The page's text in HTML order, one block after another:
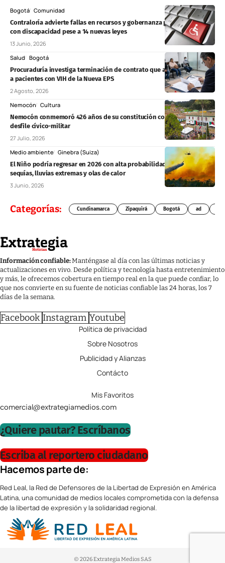
Bogotá Comunidad
Contraloría advierte fallas en recursos y gobernanza para personas
con discapacidad pese a 14 nuevas leyes
13 Junio, 2026
Salud Bogotá
Procuraduría investiga terminación de contrato que afectaba atención
a pacientes con VIH de la Nueva EPS
2 Agosto, 2026
Nemocón Cultura
Nemocón conmemoró 426 años de su constitución colonial con
desfile cívico-militar
27 Julio, 2026
Medio ambiente Ginebra (Suiza)
El Niño podría regresar en 2026 con alta probabilidad y provocar
sequías, lluvias extremas y olas de calor
3 Junio, 2026
Categorías: Cundinamarca Zipaquirá Bogotá ad
Información confiable:Manténgase al día con las últimas noticias y
actualizaciones en vivo. Desde política y tecnología hasta entretenimiento
y más, le ofrecemos cobertura en tiempo real en la que puede confiar, lo
que nos convierte en su fuente de noticias confiable las 24 horas, los 7
días de la semana.
Facebook Instagram Youtube
Política de privacidad
Sobre Nosotros
Publicidad y Alianzas
Contácto
Mis Favoritos
comercial@extrategiamedios.com
¿Quiere pautar? Escríbanos
Escriba al reportero ciudadano
Hacemos parte de:
Red Leal, la Red de Defensores de la Libertad de Expresión en América
Latina, una comunidad de medios locales comprometida con la defensa
de la libertad de expresión y la solidaridad regional.
© 2026 Extrategia Medios SAS